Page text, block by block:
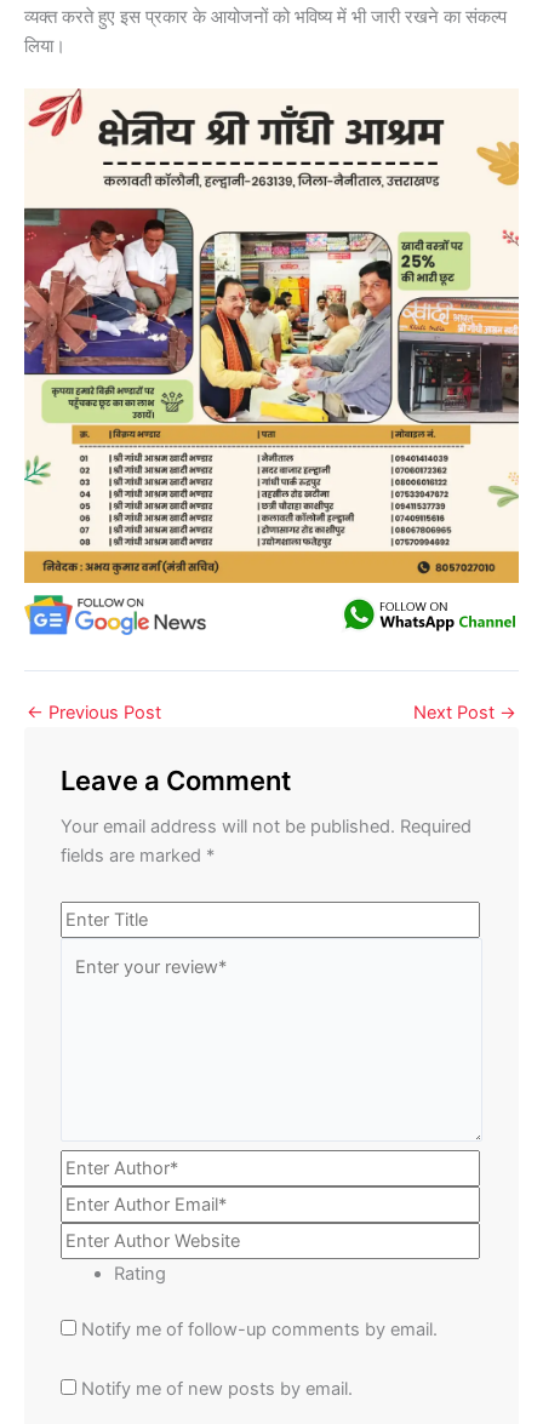
व्यक्त करते हुए इस प्रकार के आयोजनों को भविष्य में भी जारी रखने का संकल्प
लिया।
← Previous Post Next Post →
Leave a Comment
Your email address will not be published. Required
fields are marked *
Rating
Notify me of follow-up comments by email.
Notify me of new posts by email.